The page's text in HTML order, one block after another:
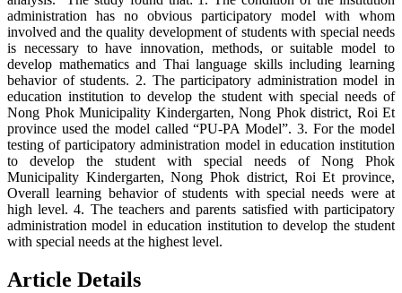
administration has no obvious participatory model with whom
involved and the quality development of students with special needs
is necessary to have innovation, methods, or suitable model to
develop mathematics and Thai language skills including learning
behavior of students. 2. The participatory administration model in
education institution to develop the student with special needs of
Nong Phok Municipality Kindergarten, Nong Phok district, Roi Et
province used the model called “PU-PA Model”. 3. For the model
testing of participatory administration model in education institution
to develop the student with special needs of Nong Phok
Municipality Kindergarten, Nong Phok district, Roi Et province,
Overall learning behavior of students with special needs were at
high level. 4. The teachers and parents satisfied with participatory
administration model in education institution to develop the student
with special needs at the highest level.
Article Details